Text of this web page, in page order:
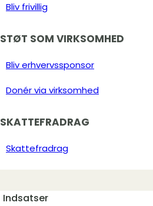
Bliv frivillig
STØT SOM VIRKSOMHED
Bliv erhvervssponsor
Donér via virksomhed
SKATTEFRADRAG
Skattefradrag
Indsatser